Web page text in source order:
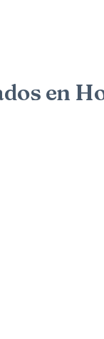
en